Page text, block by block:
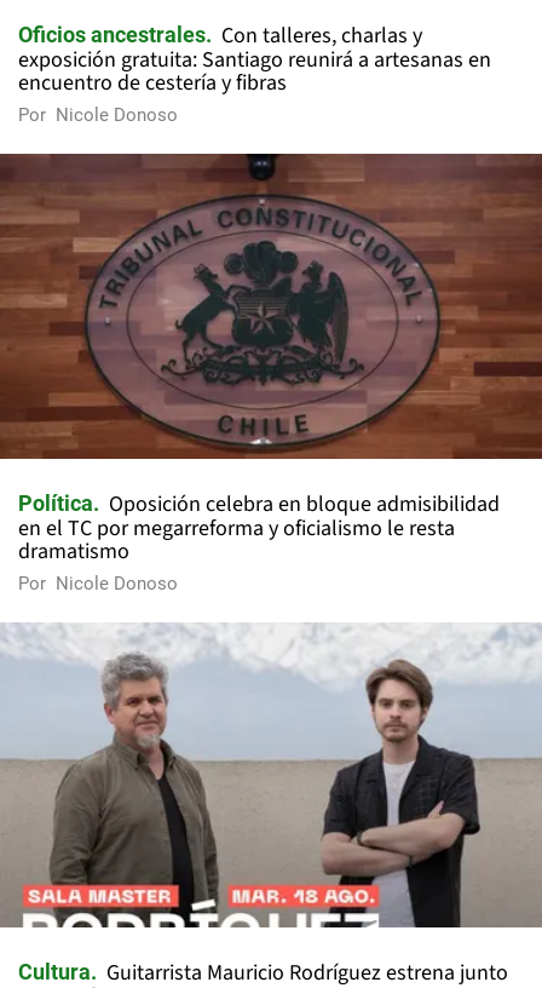
Oficios ancestrales
Con talleres, charlas y
exposición gratuita: Santiago reunirá a artesanas en
encuentro de cestería y fibras
Por Nicole Donoso
Política
Oposición celebra en bloque admisibilidad
en el TC por megarreforma y oficialismo le resta
dramatismo
Por Nicole Donoso
Cultura
Guitarrista Mauricio Rodríguez estrena junto